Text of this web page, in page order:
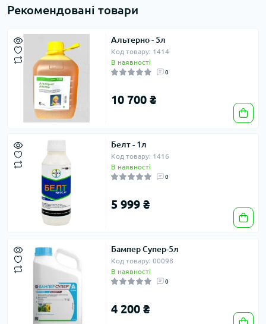
Рекомендовані товари
Альтерно - 5л
Код товару: 1414
В наявності
0
10 700 ₴
Белт - 1л
Код товару: 1416
В наявності
0
5 999 ₴
Бампер Супер-5л
Код товару: 00098
В наявності
0
4 200 ₴